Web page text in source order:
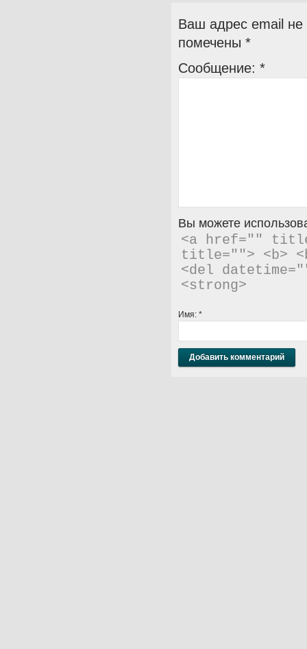
Ваш адрес email не
помечены *
Сообщение: *
Вы можете
<a href=""
title=""> <b>
<del
<strong>
Имя: *